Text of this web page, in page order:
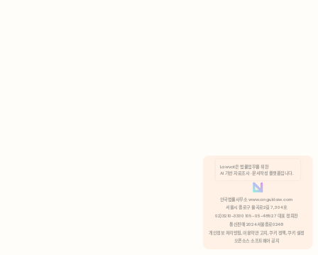
분석 쿠키 허용
Lawvot은 법률업무를 위한
AI 기반 자료조사 · 문서작성 플랫폼입니다.
안국법률사무소 www.anguklaw.com
서울시 종로구 율곡로2길 7, 304호
02)3210-3330 105-05-48527 대표 정희찬
통신판매 2024서울종로0248
개인정보 처리방침, 이용약관 고지, 쿠키 정책, 쿠키 설정
오픈소스 소프트웨어 공지